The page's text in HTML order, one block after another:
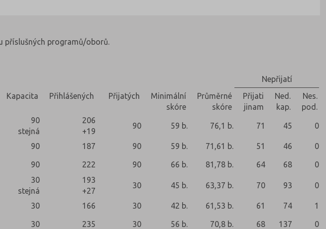
příslušných programů/oborů.
Nepřijatí
Kapacita Přihlášených Přijatých
Minimální
skóre
Průměrné
skóre
Přijati
jinam
Ned.
kap.
Nes.
pod.
90
stejná
206
+19
90 59 b. 76,1 b. 71 45 0
90 187 90 59 b. 71,61 b. 51 46 0
90 222 90 66 b. 81,78 b. 64 68 0
30
stejná
193
+27
30 45 b. 63,37 b. 70 93 0
30 166 30 42 b. 61,53 b. 61 74 1
30 235 30 56 b. 70,8 b. 68 137 0